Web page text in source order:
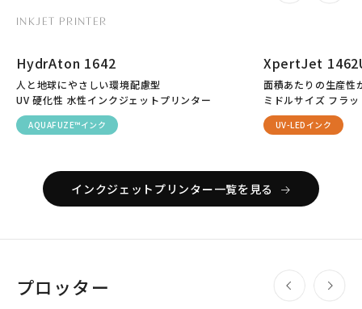
INKJET PRINTER
HydrAton 1642
人と地球にやさしい環境配慮型
UV 硬化性 水性インクジェットプリンター
AQUAFUZE™インク
XpertJet
面積あたりの生産性
ミドルサイズ フラ
UV-LEDインク
インクジェットプリンター一覧を見る
プロッター